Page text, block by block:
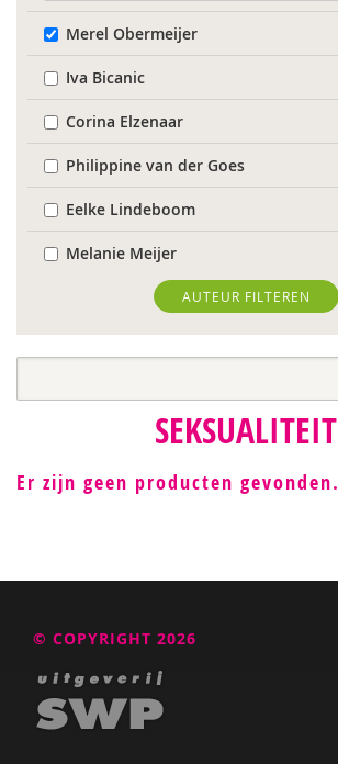
Merel Obermeijer
Iva Bicanic
Corina Elzenaar
Philippine van der Goes
Eelke Lindeboom
Melanie Meijer
Karin Middelburg
Carla van Wensen
AUTEUR FILTEREN
SEKSUALITEIT
Er zijn geen producten gevonden.
© COPYRIGHT 2026